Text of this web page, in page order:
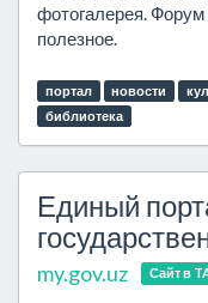
фотогалерея. Форум
полезное.
портал новости
библиотека
Единый
my.gov.uz Сайт в